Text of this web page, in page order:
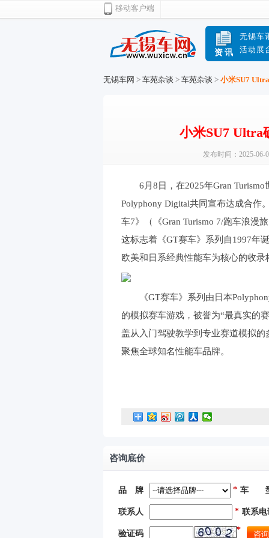
移动客户端
资讯
无锡车
活动展
无锡车网 > 车苑杂谈 > 车苑杂谈 > 小米SU7
小米SU7
发布时间：2025-06-
6月8日，在2025年Gran Turismo
Polyphony Digital共同宣布达成合作
车7》（《Gran Turismo 7/跑车浪漫
这标志着《GT赛车》系列自1997年
欧美和日系经典性能车为核心的收录
《GT赛车》系列由日本
的模拟赛车游戏，被誉为“最真实的
盖从入门驾驶教学到专业赛道模拟
聚焦全球知名性能车品牌。
咨询底价
品 牌 * 车
联系人 * 联系电
验证码 *